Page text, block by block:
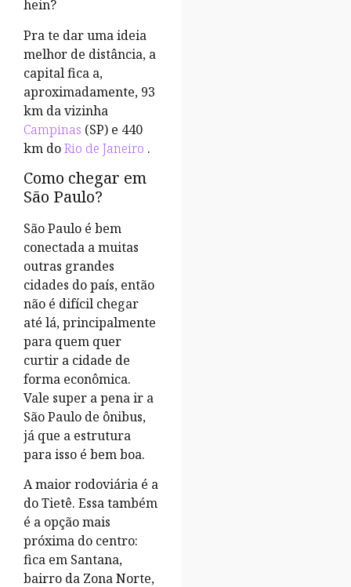
hein?
Pra te dar uma ideia
melhor de distância, a
capital fica a,
aproximadamente, 93
km da vizinha
Campinas (SP) e 440
km doRio de Janeiro .
Como chegar em
São Paulo?
São Paulo é bem
conectada a muitas
outras grandes
cidades do país, então
não é difícil chegar
até lá, principalmente
para quem quer
curtir a cidade de
forma econômica.
Vale super a pena ir a
São Paulo de ônibus,
já que a estrutura
para isso é bem boa.
A maior rodoviária é a
do Tietê. Essa também
é a opção mais
próxima do centro:
fica em Santana,
bairro da Zona Norte,